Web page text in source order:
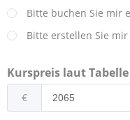
Bitte buchen Sie mir
Bitte erstellen Sie
Kurspreis laut Tabelle
€